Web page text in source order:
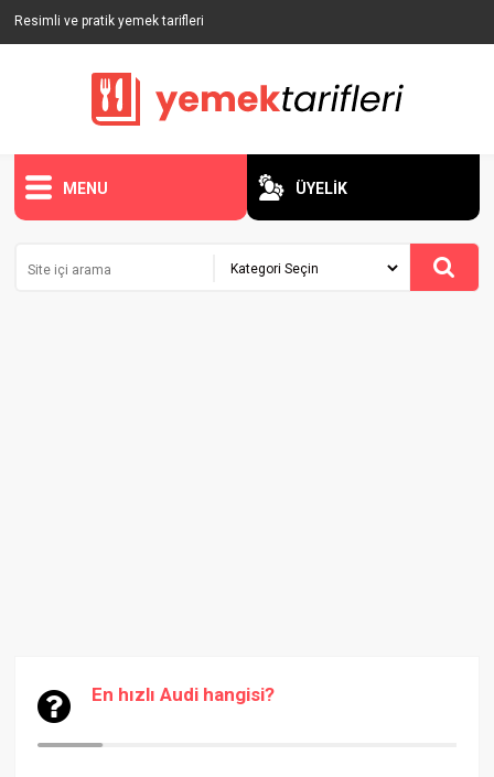
Resimli ve pratik yemek tarifleri
MENU ÜYELİK
En hızlı Audi hangisi?